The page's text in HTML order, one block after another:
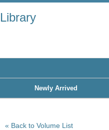
Library
Newly Arrived
Back to Volume List